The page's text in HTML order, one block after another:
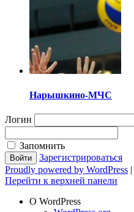
Нарышкино-МЧС
Логин
Запомнить
Зарегистрироваться
Proudly powered by WordPress |
Перейти к верхней панели
О WordPress